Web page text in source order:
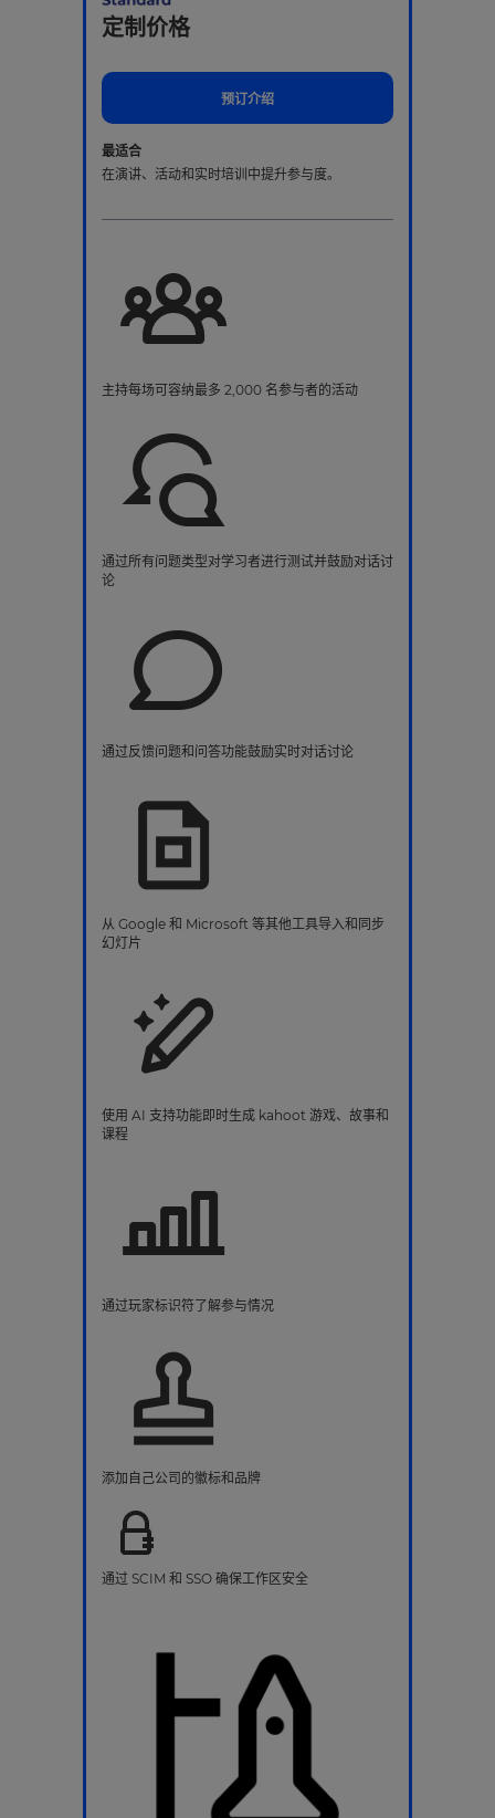
定制价格
预订介绍
最适合
在演讲、活动和实时培训中提升参与度。
主持每场可容纳最多 2,000 名参与者的活动
通过所有问题类型对学习者进行测试并鼓励对话讨
论
通过反馈问题和问答功能鼓励实时对话讨论
从 Google 和 Microsoft 等其他工具导入和同步
幻灯片
使用 AI 支持功能即时生成 kahoot 游戏、故事和
课程
通过玩家标识符了解参与情况
添加自己公司的徽标和品牌
通过 SCIM 和 SSO 确保工作区安全